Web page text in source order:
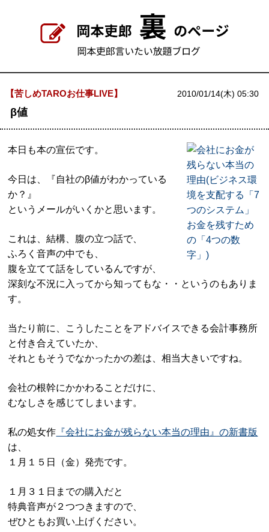
【苦しめTAROお仕事LIVE】 2010/01/14(木) 05:30
β値
本日も本の宣伝です。
今日は、『自社のβ値がわかっている
か？』
というメールがいくかと思います。
これは、結構、腹の立つ話で、
ふろく音声の中でも、
腹を立てて話をしているんですが、
深刻な不況に入ってから知ってもな・・というのもありま
す。
当たり前に、こうしたことをアドバイスできる会計事務所
と付き合えていたか、
それともそうでなかったかの差は、相当大きいですね。
会社の根幹にかかわることだけに、
むなしさを感じてしまいます。
私の処女作 『会社にお金が残らない本当の理由』の新書版
は、
１月１５日（金）発売です。
１月３１日までの購入だと
特典音声が２つつきますので、
ぜひともお買い上げください。